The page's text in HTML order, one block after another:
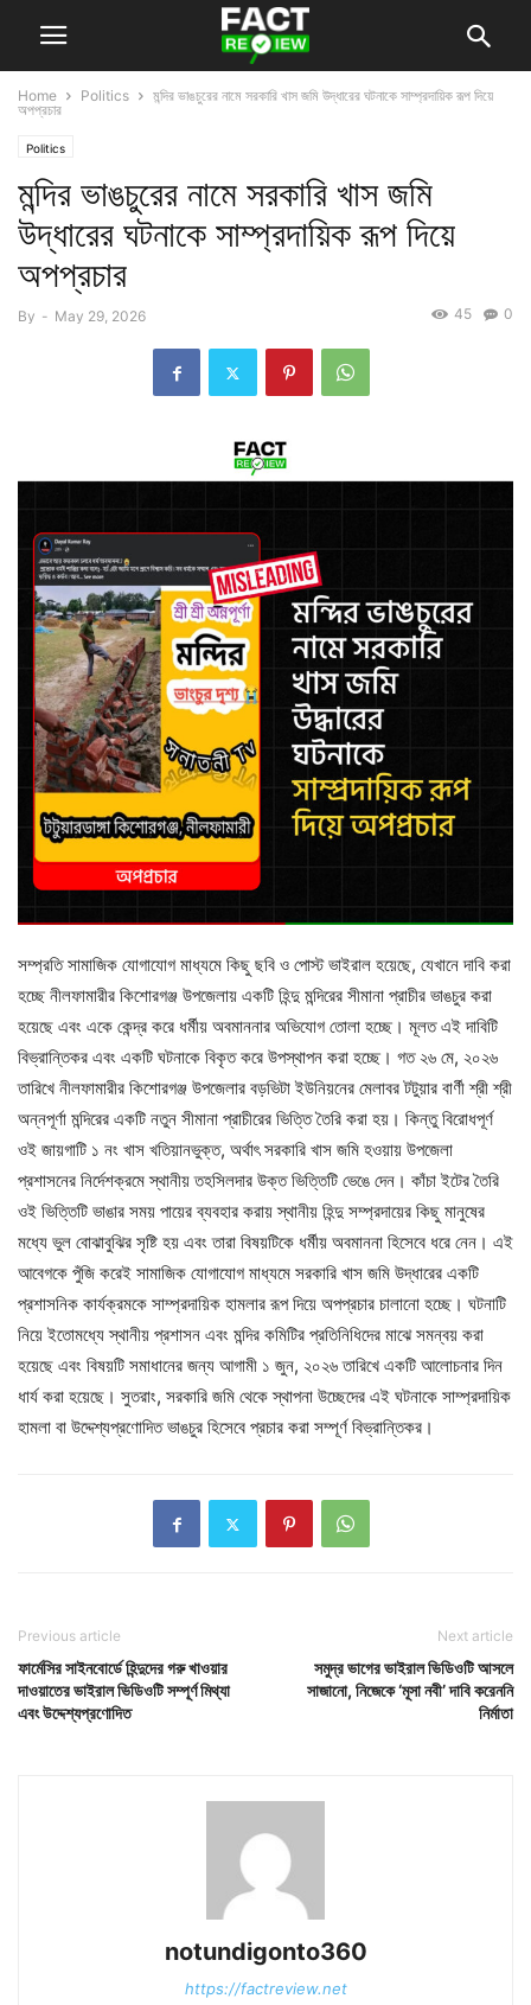
Home Politics
মন্দির ভাঙচুরের নামে সরকারি খাস জমি উদ্ধারের ঘটনাকে সাম্প্রদায়িক রূপ দিয়ে
অপপ্রচার
Politics
মন্দির ভাঙচুরের নামে সরকারি খাস জমি
উদ্ধারের ঘটনাকে সাম্প্রদায়িক রূপ দিয়ে
অপপ্রচার
By - May 29, 2026 0
45
সম্প্রতি সামাজিক যোগাযোগ মাধ্যমে কিছু ছবি ও পোস্ট ভাইরাল হয়েছে, যেখানে দাবি করা
হচ্ছে নীলফামারীর কিশোরগঞ্জ উপজেলায় একটি হিন্দু মন্দিরের সীমানা প্রাচীর ভাঙচুর করা
হয়েছে এবং একে কেন্দ্র করে ধর্মীয় অবমাননার অভিযোগ তোলা হচ্ছে। মূলত এই দাবিটি
বিভ্রান্তিকর এবং একটি ঘটনাকে বিকৃত করে উপস্থাপন করা হচ্ছে। গত ২৬ মে, ২০২৬
তারিখে নীলফামারীর কিশোরগঞ্জ উপজেলার বড়ভিটা ইউনিয়নের মেলাবর টটুয়ার বার্ণী শ্রী শ্রী
অন্নপূর্ণা মন্দিরের একটি নতুন সীমানা প্রাচীরের ভিত্তি তৈরি করা হয়। কিন্তু বিরোধপূর্ণ
ওই জায়গাটি ১ নং খাস খতিয়ানভুক্ত, অর্থাৎ সরকারি খাস জমি হওয়ায় উপজেলা
প্রশাসনের নির্দেশক্রমে স্থানীয় তহসিলদার উক্ত ভিত্তিটি ভেঙে দেন। কাঁচা ইটের তৈরি
ওই ভিত্তিটি ভাঙার সময় পায়ের ব্যবহার করায় স্থানীয় হিন্দু সম্প্রদায়ের কিছু মানুষের
মধ্যে ভুল বোঝাবুঝির সৃষ্টি হয় এবং তারা বিষয়টিকে ধর্মীয় অবমাননা হিসেবে ধরে নেন। এই
আবেগকে পুঁজি করেই সামাজিক যোগাযোগ মাধ্যমে সরকারি খাস জমি উদ্ধারের একটি
প্রশাসনিক কার্যক্রমকে সাম্প্রদায়িক হামলার রূপ দিয়ে অপপ্রচার চালানো হচ্ছে। ঘটনাটি
নিয়ে ইতোমধ্যে স্থানীয় প্রশাসন এবং মন্দির কমিটির প্রতিনিধিদের মাঝে সমন্বয় করা
হয়েছে এবং বিষয়টি সমাধানের জন্য আগামী ১ জুন, ২০২৬ তারিখে একটি আলোচনার দিন
ধার্য করা হয়েছে। সুতরাং, সরকারি জমি থেকে স্থাপনা উচ্ছেদের এই ঘটনাকে সাম্প্রদায়িক
হামলা বা উদ্দেশ্যপ্রণোদিত ভাঙচুর হিসেবে প্রচার করা সম্পূর্ণ বিভ্রান্তিকর।
Previous article
ফার্মেসির সাইনবোর্ডে হিন্দুদের গরু খাওয়ার
দাওয়াতের ভাইরাল ভিডিওটি সম্পূর্ণ মিথ্যা
এবং উদ্দেশ্যপ্রণোদিত
Next article
সমুদ্র ভাগের ভাইরাল ভিডিওটি আসলে
সাজানো, নিজেকে ‘মূসা নবী’ দাবি করেননি
নির্মাতা
notundigonto360
https://factreview.net